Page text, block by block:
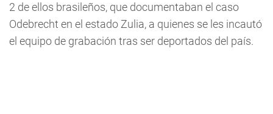
2 de ellos brasileños, que documentaban el caso
Odebrecht en el estado Zulia, a quienes se les incautó
el equipo de grabación tras ser deportados del país.